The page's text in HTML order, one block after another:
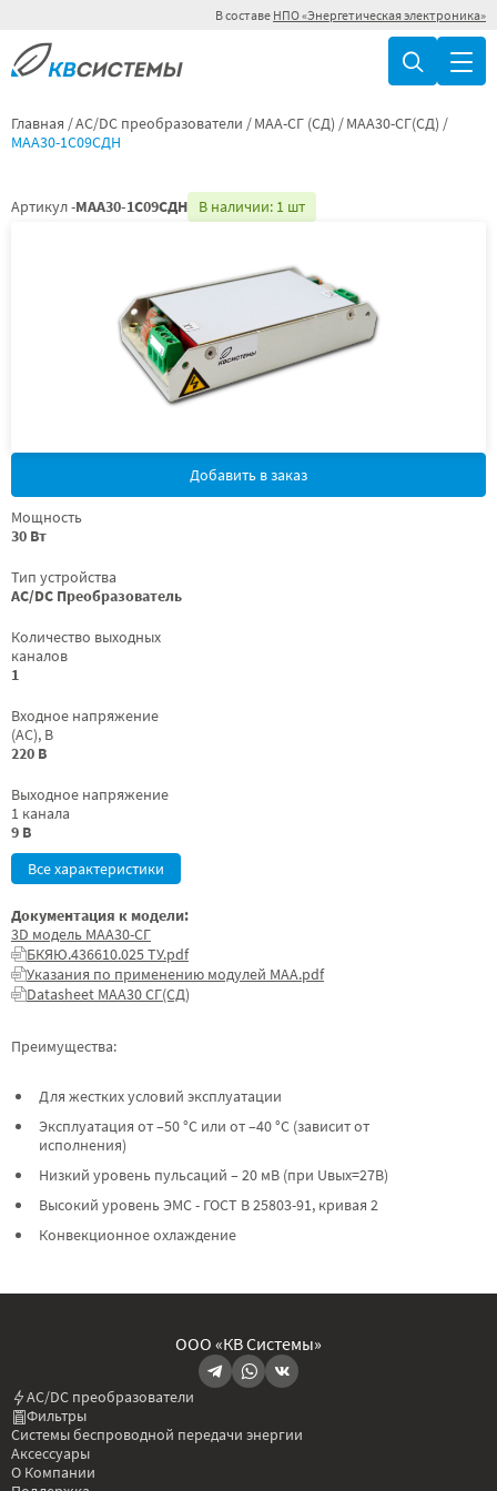
В составе НПО «Энергетическая электроника»
Главная AC/DC преобразователи МАА-СГ (СД)
МАА30-СГ(СД)
МАА30-1С09СДН
Артикул -МАА30-1С09СДН В наличии: 1 шт
Добавить в заказ
Мощность
30 Вт
Тип устройства
AC/DC Преобразователь
Количество выходных
каналов
1
Входное напряжение
(AC), В
220 В
Выходное напряжение
1 канала
9 В
Все характеристики
Преимущества:
Для жестких условий эксплуатации
Эксплуатация от –50 °C или от –40 °C (зависит от
исполнения)
Низкий уровень пульсаций – 20 мВ (при Uвых=27В)
Высокий уровень ЭМС - ГОСТ В 25803-91, кривая 2
Конвекционное охлаждение
Документация к модели:
3D модель МАА30-СГ
БКЯЮ.436610.025 ТУ.pdf
Указания по применению модулей МАА.pdf
Datasheet МАА30 СГ(СД)
ООО «КВ Системы»
AC/DC преобразователи
Фильтры
Системы беспроводной передачи энергии
Аксессуары
О Компании